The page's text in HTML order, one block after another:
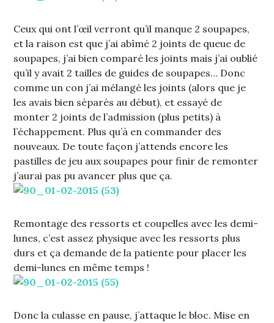
Ceux qui ont l’œil verront qu’il manque 2 soupapes,
et la raison est que j’ai abîmé 2 joints de queue de
soupapes, j’ai bien comparé les joints mais j’ai oublié
qu’il y avait 2 tailles de guides de soupapes… Donc
comme un con j’ai mélangé les joints (alors que je
les avais bien séparés au début), et essayé de
monter 2 joints de l’admission (plus petits) à
l’échappement. Plus qu’à en commander des
nouveaux. De toute façon j’attends encore les
pastilles de jeu aux soupapes pour finir de remonter
j’aurai pas pu avancer plus que ça.
Remontage des ressorts et coupelles avec les demi-
lunes, c’est assez physique avec les ressorts plus
durs et ça demande de la patiente pour placer les
demi-lunes en même temps !
Donc la culasse en pause, j’attaque le bloc. Mise en